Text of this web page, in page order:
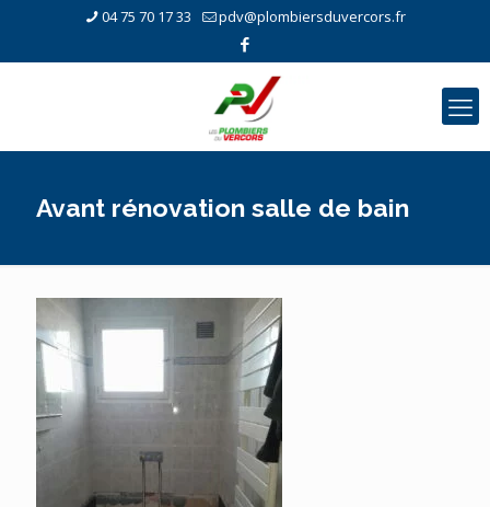
04 75 70 17 33 pdv@plombiersduvercors.fr
Avant rénovation salle de bain